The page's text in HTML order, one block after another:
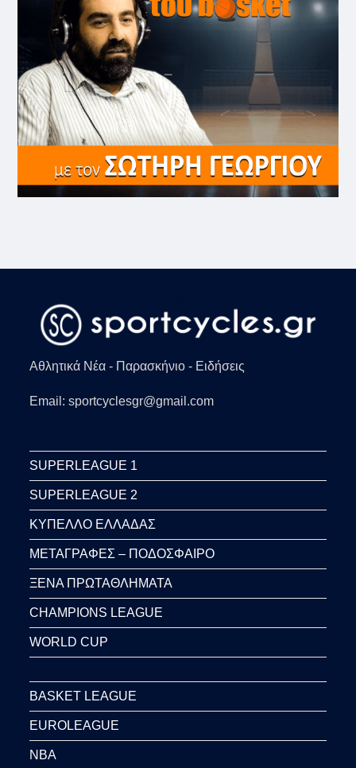
Αθλητικά Νέα - Παρασκήνιο - Ειδήσεις
Email: sportcyclesgr@gmail.com
SUPERLEAGUE 1
SUPERLEAGUE 2
ΚΥΠΕΛΛΟ ΕΛΛΑΔΑΣ
ΜΕΤΑΓΡΑΦΕΣ – ΠΟΔΟΣΦΑΙΡΟ
ΞΕΝΑ ΠΡΩΤΑΘΛΗΜΑΤΑ
CHAMPIONS LEAGUE
WORLD CUP
BASKET LEAGUE
EUROLEAGUE
NBA